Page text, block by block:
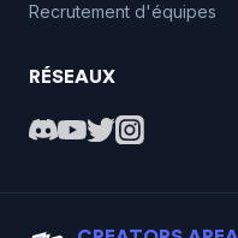
Recrutement d'équipes
RÉSEAUX